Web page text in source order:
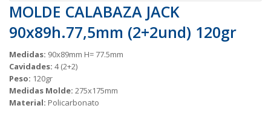
MOLDE CALABAZA JACK
90x89h.77,5mm (2+2und) 120gr
Medidas: 90x89mm H= 77.5mm
Cavidades: 4 (2+2)
Peso: 120gr
Medidas Molde: 275x175mm
Material: Policarbonato